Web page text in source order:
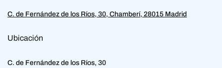
C. de Fernández de los Ríos, 30, Chamberí, 28015 Madrid
Ubicación
C. de Fernández de los Ríos, 30